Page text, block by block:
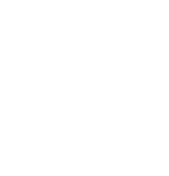
cu modele de manichiuri!❤️